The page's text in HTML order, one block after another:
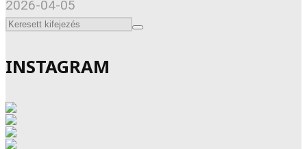
2026-04-05
INSTAGRAM